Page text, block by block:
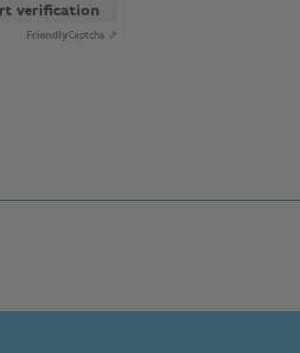
verification
FriendlyCaptcha ⇗